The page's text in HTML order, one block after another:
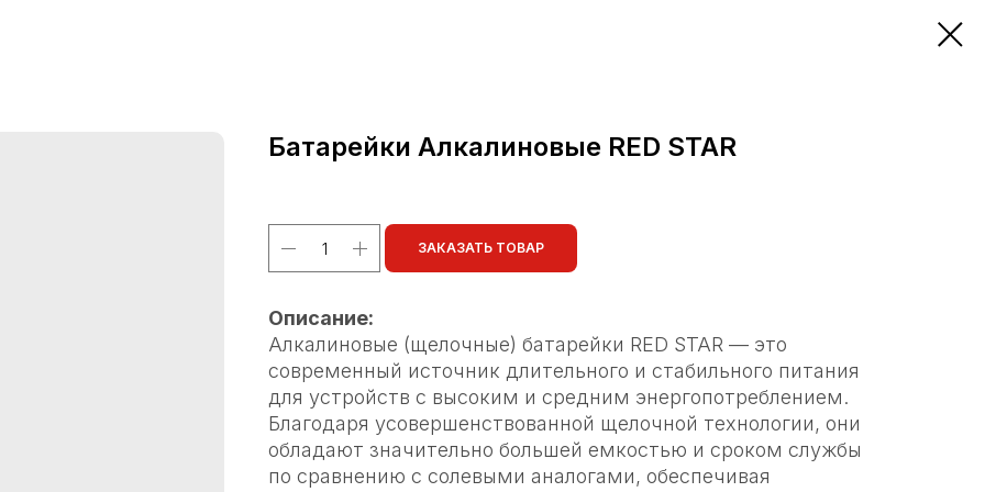
Батарейки Алкалиновые RED STAR
ЗАКАЗАТЬ ТОВАР
Описание:
Алкалиновые (щелочные) батарейки RED STAR — это
современный источник длительного и стабильного питания
для устройств с высоким и средним энергопотреблением.
Благодаря усовершенствованной щелочной технологии, они
обладают значительно большей емкостью и сроком службы
по сравнению с солевыми аналогами, обеспечивая